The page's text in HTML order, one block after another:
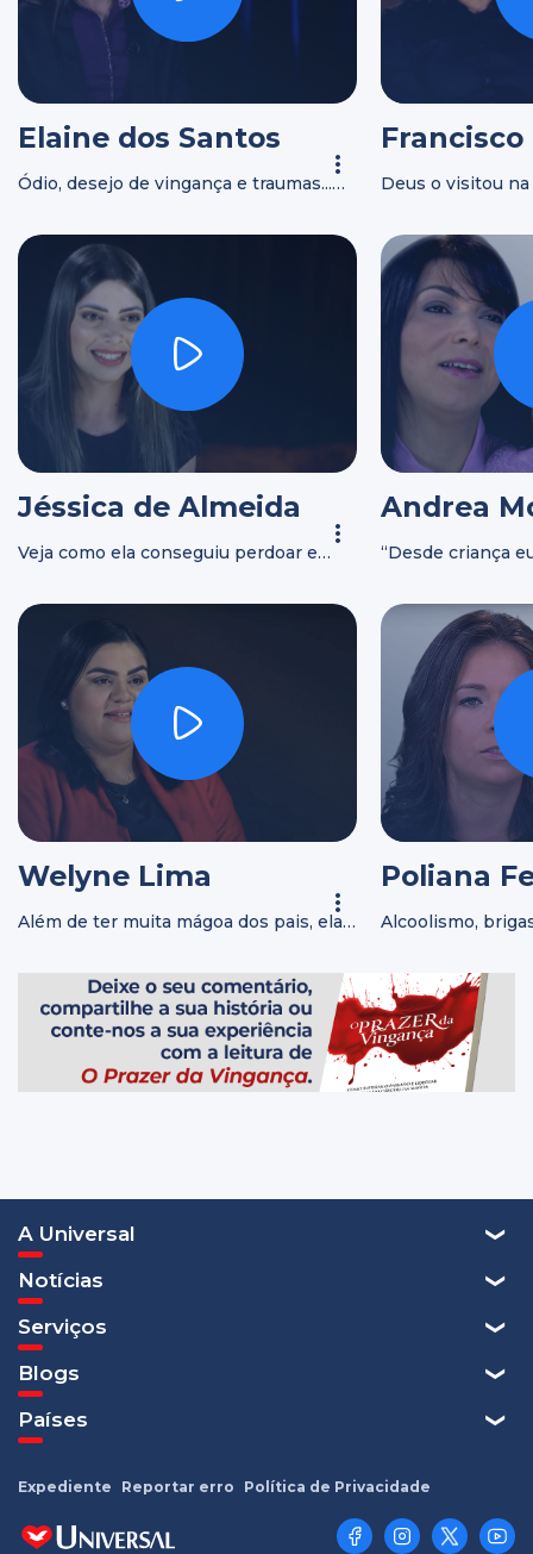
Elaine dos Santos
Ódio, desejo de vingança e traumas...
Deus o visitou
Jéssica de Almeida
Veja como ela conseguiu perdoar e
Andrea
“Desde criança
Welyne Lima
Além de ter muita mágoa dos pais, ela
paz
Poliana
Alcoolismo,
A Universal
Notícias
Serviços
Blogs
Países
Expediente Reportar erro Política de Privacidade